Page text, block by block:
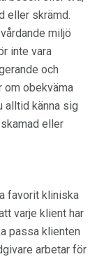
eller skrämd.
miljö
inte vara
och
om obekväma
alltid känna sig
eller
favorit kliniska
varje klient har
passa klienten
arbetar för